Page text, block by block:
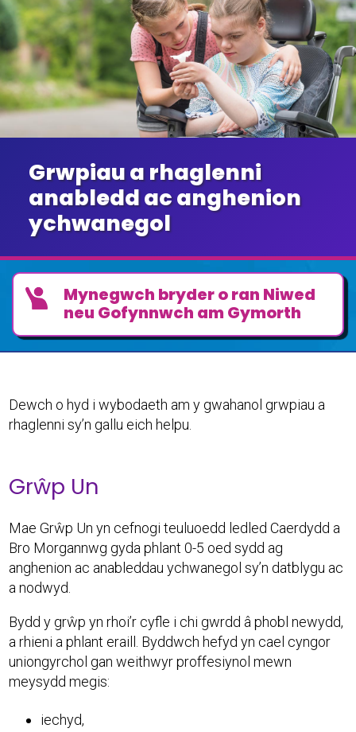
Grwpiau a rhaglenni
anabledd ac anghenion
ychwanegol
Mynegwch bryder o ran Niwed
neu Gofynnwch am Gymorth
Dewch o hyd i wybodaeth am y gwahanol grwpiau a
rhaglenni sy’n gallu eich helpu.
Grŵp Un
Mae Grŵp Un yn cefnogi teuluoedd ledled Caerdydd a
Bro Morgannwg gyda phlant 0-5 oed sydd ag
anghenion ac anableddau ychwanegol sy’n datblygu ac
a nodwyd.
Bydd y grŵp yn rhoi’r cyfle i chi gwrdd â phobl newydd,
a rhieni a phlant eraill. Byddwch hefyd yn cael cyngor
uniongyrchol gan weithwyr proffesiynol mewn
meysydd megis:
iechyd,